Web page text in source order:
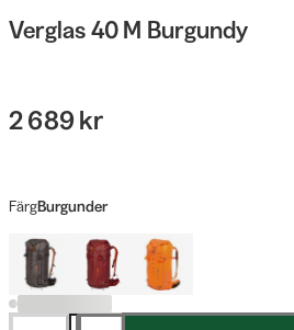
Verglas 40 M Burgundy
2 689 kr
FärgBurgunder